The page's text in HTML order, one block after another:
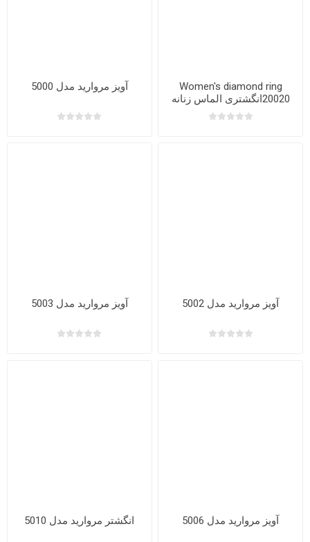
Women's diamond ring
20020انگشتری الماس زنانه
آویز مروارید مدل 5000
آویز مروارید مدل 5002 آویز مروارید مدل 5003
آویز مروارید مدل 5006 انگشتر مروارید مدل 5010